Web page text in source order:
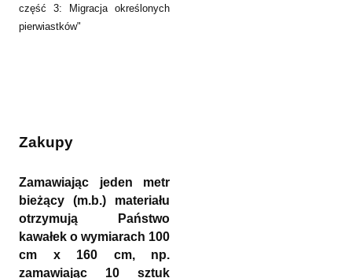
część 3: Migracja określonych
pierwiastków"
Zakupy
Zamawiając jeden metr
bieżący (m.b.) materiału
otrzymują Państwo
kawałek o wymiarach 100
cm x 160 cm, np.
zamawiając 10 sztuk